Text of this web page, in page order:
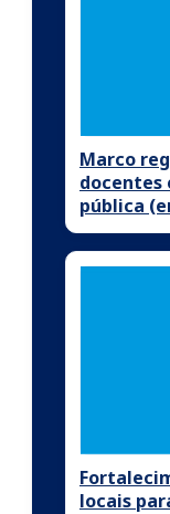
Marco
docentes
pública
locais